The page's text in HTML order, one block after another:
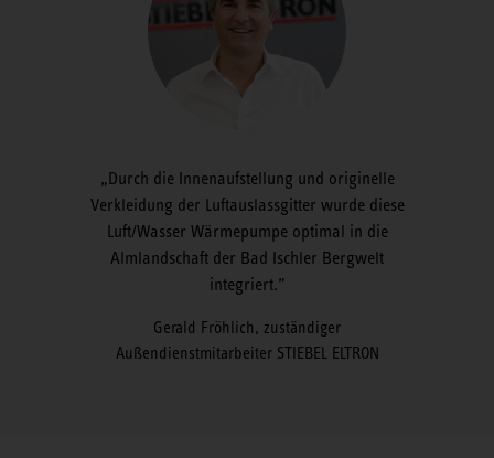
Durch die Innenaufstellung und originelle
Verkleidung der Luftauslassgitter wurde diese
Luft/Wasser Wärmepumpe optimal in die
Almlandschaft der Bad Ischler Bergwelt
integriert.
Gerald Fröhlich, zuständiger
Außendienstmitarbeiter STIEBEL ELTRON